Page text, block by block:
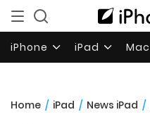
iPhone iPad Mac
Home / iPad / News iPad /